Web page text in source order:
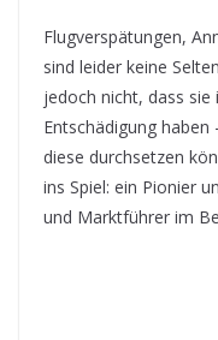
Flugverspätungen,
sind leider keine
jedoch nicht, dass sie
Entschädigung
diese durchsetzen
ins Spiel: ein Pionier
und Marktführer im